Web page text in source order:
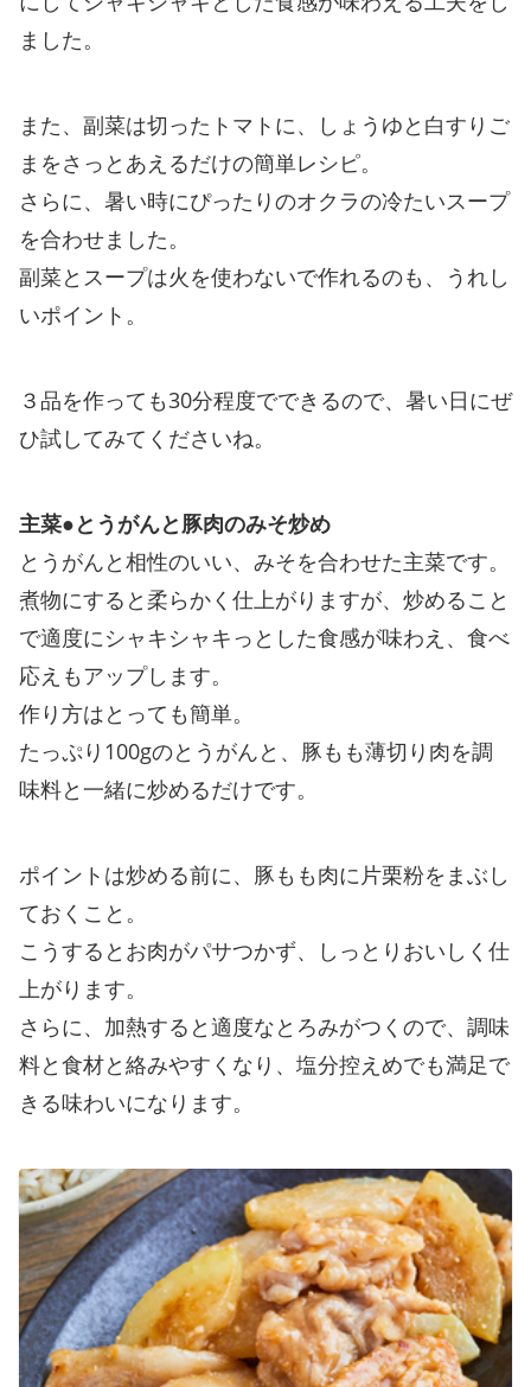
ました。
また、副菜は切ったトマトに、しょうゆと白すりご
まをさっとあえるだけの簡単レシピ。
さらに、暑い時にぴったりのオクラの冷たいスープ
を合わせました。
副菜とスープは火を使わないで作れるのも、うれし
いポイント。
３品を作っても30分程度でできるので、暑い日にぜ
ひ試してみてくださいね。
主菜●とうがんと豚肉のみそ炒め
とうがんと相性のいい、みそを合わせた主菜です。
煮物にすると柔らかく仕上がりますが、炒めること
で適度にシャキシャキっとした食感が味わえ、食べ
応えもアップします。
作り方はとっても簡単。
たっぷり100gのとうがんと、豚もも薄切り肉を調
味料と一緒に炒めるだけです。
ポイントは炒める前に、豚もも肉に片栗粉をまぶし
ておくこと。
こうするとお肉がパサつかず、しっとりおいしく仕
上がります。
さらに、加熱すると適度なとろみがつくので、調味
料と食材と絡みやすくなり、塩分控えめでも満足で
きる味わいになります。